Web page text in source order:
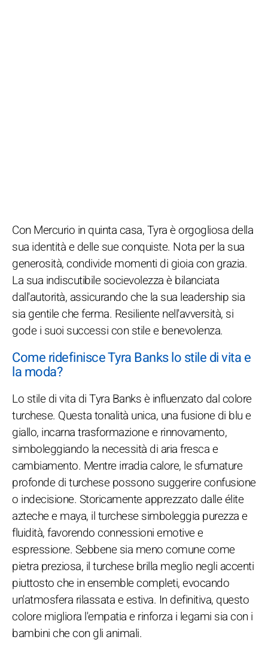
Con Mercurio in quinta casa, Tyra è orgogliosa della
sua identità e delle sue conquiste. Nota per la sua
generosità, condivide momenti di gioia con grazia.
La sua indiscutibile socievolezza è bilanciata
dall'autorità, assicurando che la sua leadership sia
sia gentile che ferma. Resiliente nell'avversità, si
gode i suoi successi con stile e benevolenza.
Come ridefinisce Tyra Banks lo stile di vita e
la moda?
Lo stile di vita di Tyra Banks è influenzato dal colore
turchese. Questa tonalità unica, una fusione di blu e
giallo, incarna trasformazione e rinnovamento,
simboleggiando la necessità di aria fresca e
cambiamento. Mentre irradia calore, le sfumature
profonde di turchese possono suggerire confusione
o indecisione. Storicamente apprezzato dalle élite
azteche e maya, il turchese simboleggia purezza e
fluidità, favorendo connessioni emotive e
espressione. Sebbene sia meno comune come
pietra preziosa, il turchese brilla meglio negli accenti
piuttosto che in ensemble completi, evocando
un'atmosfera rilassata e estiva. In definitiva, questo
colore migliora l'empatia e rinforza i legami sia con i
bambini che con gli animali.